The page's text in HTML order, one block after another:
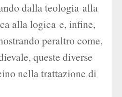
dalla teologia alla
alla logica e, infine,
peraltro come,
queste diverse
nella trattazione di